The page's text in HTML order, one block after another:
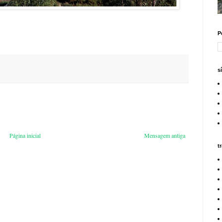
Mensagem antiga
Página inicial